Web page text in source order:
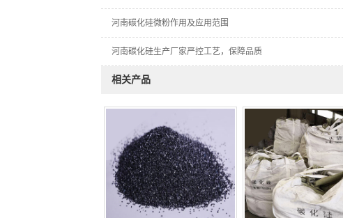
河南碳化硅微粉作用及应用范围
河南碳化硅生产厂家严控工艺，保障品质
相关产品